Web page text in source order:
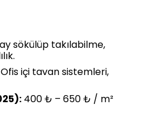
sökülüp takılabilme,
Ofis içi tavan sistemleri,
400 ₺ – 650 ₺ / m²